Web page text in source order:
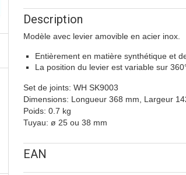
Description
Modèle avec levier amovible en acier inox.
Entièrement en matière synthétique et
La position du levier est variable sur
Set de joints: WH SK9003
Dimensions: Longueur 368 mm, Largeur
Poids: 0.7 kg
Tuyau: ø 25 ou 38 mm
EAN